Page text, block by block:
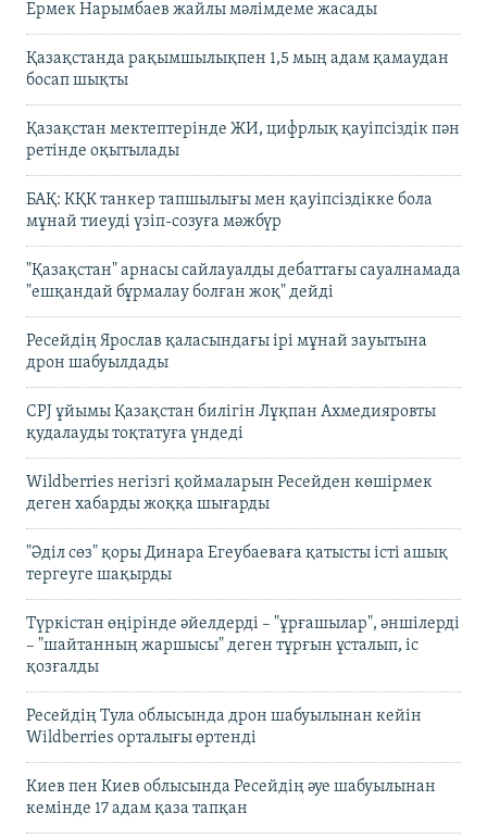
Ермек Нарымбаев жайлы мәлімдеме жасады
Қазақстанда рақымшылықпен 1,5 мың адам қамаудан
босап шықты
Қазақстан мектептерінде ЖИ, цифрлық қауіпсіздік пән
ретінде оқытылады
БАҚ: КҚК танкер тапшылығы мен қауіпсіздікке бола
мұнай тиеуді үзіп-созуға мәжбүр
"Қазақстан" арнасы сайлауалды дебаттағы сауалнамада
"ешқандай бұрмалау болған жоқ" дейді
Ресейдің Ярослав қаласындағы ірі мұнай зауытына
дрон шабуылдады
CPJ ұйымы Қазақстан билігін Лұқпан Ахмедияровты
қудалауды тоқтатуға үндеді
Wildberries негізгі қоймаларын Ресейден көшірмек
деген хабарды жоққа шығарды
"Әділ сөз" қоры Динара Егеубаеваға қатысты істі ашық
тергеуге шақырды
Түркістан өңірінде әйелдерді – "ұрғашылар", әншілерді
– "шайтанның жаршысы" деген тұрғын ұсталып, іс
қозғалды
Ресейдің Тула облысында дрон шабуылынан кейін
Wildberries орталығы өртенді
Киев пен Киев облысында Ресейдің әуе шабуылынан
кемінде 17 адам қаза тапқан